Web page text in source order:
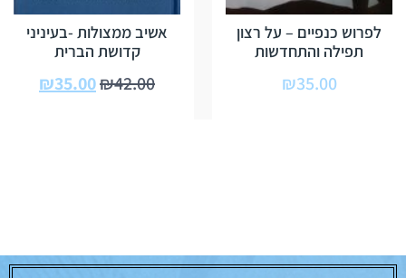
לפרוש כנפיים – על רצון
תפילה והתחדשות
₪35.00
אשיב ממצולות -בעיניני
קדושת הברית
₪42.00
₪35.00